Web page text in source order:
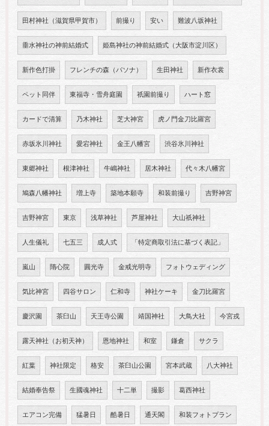
田村神社（滋賀県甲賀市） 前撮り 安い 難波八坂神社
垂水神社の神前結婚式 姫島神社の神前結婚式（大阪市淀川区）
新作色打掛 フレンチの森（パソナ） 生田神社 新作衣裳
ペット同伴 東福寺・雪舟庭園 祇園前撮り ハート窓
カードで清算 乃木神社 芝大神宮 虎ノ門金刀比羅宮
赤坂氷川神社 愛宕神社 金王八幡宮 渋谷氷川神社
東郷神社 根津神社 牛嶋神社 居木神社 代々木八幡宮
鳩森八幡神社 増上寺 築地本願寺 和装前撮り 吉野神宮
吉野神宮 東京 浅草神社 芦屋神社 大山祇神社
人生儀礼 七五三 成人式 「特定商取引法に基づく表記」
嵐山 隋心院 圓光寺 金戒光明寺 フォトウェディング
気比神宮 四谷サロン 仁和寺 神社ケーキ 金刀比羅宮
慶沢園 茶臼山 天王寺公園 靖国神社 大鳥大社 今宮戎
露天神社（お初天神） 恩地神社 和室 鎌倉 サクラ
紅葉 神社限定 格安 茶臼山公園 宮本武蔵 八大神社
結婚奉告祭 生國魂神社 十二単 撮影 葛西神社
エアコン完備 猛暑日 酷暑日 通天閣 和装フォトプラン